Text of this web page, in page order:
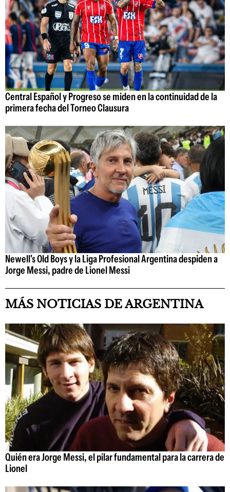
Central Español y Progreso se miden en la continuidad de la
primera fecha del Torneo Clausura
Newell's Old Boys y la Liga Profesional Argentina despiden a
Jorge Messi, padre de Lionel Messi
MÁS NOTICIAS DE ARGENTINA
Quién era Jorge Messi, el pilar fundamental para la carrera de
Lionel